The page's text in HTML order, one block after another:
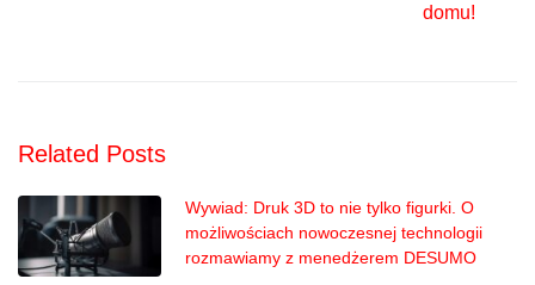
domu!
Related Posts
Wywiad: Druk 3D to nie tylko figurki. O
możliwościach nowoczesnej technologii
rozmawiamy z menedżerem DESUMO